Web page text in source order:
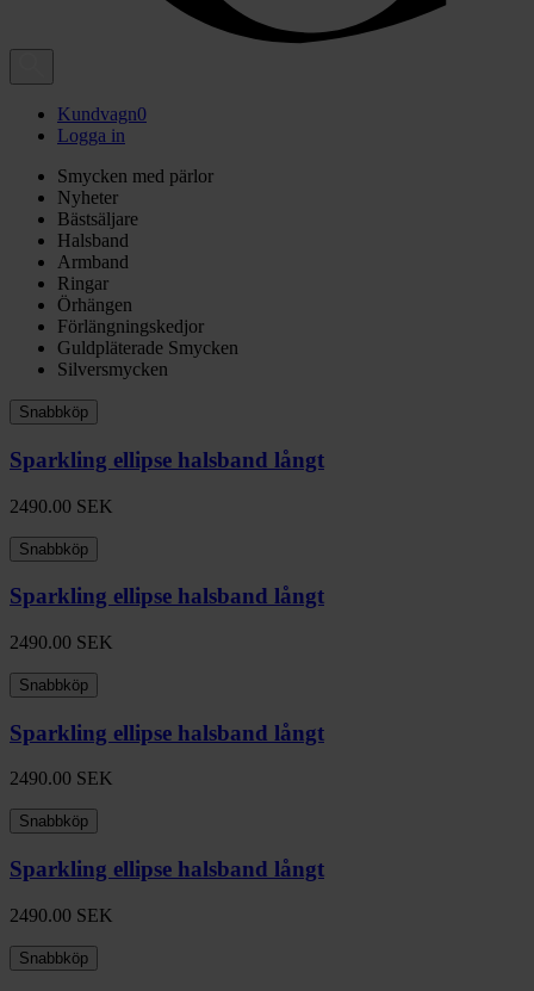
Kundvagn0
Logga in
Smycken med pärlor
Nyheter
Bästsäljare
Halsband
Armband
Ringar
Örhängen
Förlängningskedjor
Guldpläterade Smycken
Silversmycken
Snabbköp
Sparkling ellipse halsband långt
2490.00 SEK
Snabbköp
Sparkling ellipse halsband långt
2490.00 SEK
Snabbköp
Sparkling ellipse halsband långt
2490.00 SEK
Snabbköp
Sparkling ellipse halsband långt
2490.00 SEK
Snabbköp